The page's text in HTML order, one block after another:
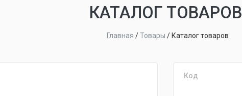
КАТАЛОГ ТОВАРОВ
Главная /Товары / Каталог товаров
Код